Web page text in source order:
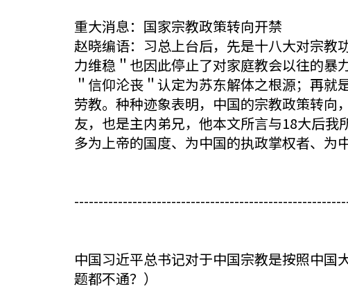
重大消息：国家宗教政策转向开禁
赵晓编语：习总上台后，先是十八大对宗教
力维稳＂也因此停止了对家庭教会以往的暴
＂信仰沦丧＂认定为苏东解体之根源；再
劳教。种种迹象表明，中国的宗教政策转向
友，也是主内弟兄，他本文所言与18大后
多为上帝的国度、为中国的执政掌权者、为
中国习近平总书记对于中国宗教是按照中
题都不通？）